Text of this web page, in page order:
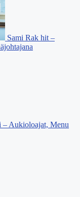
Sami Rak hit –
– Aukioloajat, Menu